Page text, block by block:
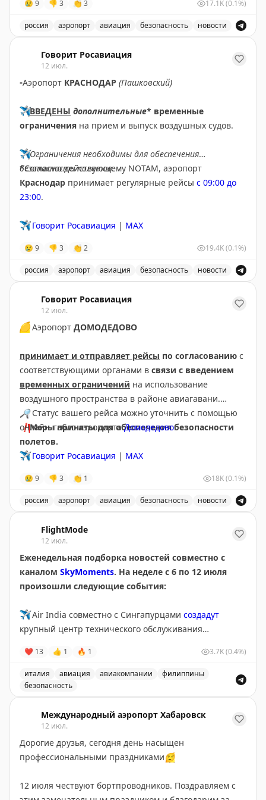
✈️ Говорит Росавиация|МАХ
😢 9 👎 3 👏 3 17.1K(0.1%)
россия аэропорт авиация безопасность новости
Говорит Росавиация
12 июл.
▫️Аэропорт КРАСНОДАР (Пашковский)
✈️ВВЕДЕНЫ дополнительные* временные
ограничения на прием и выпуск воздушных судов.
✈️Ограничения необходимы для обеспечения
безопасности полетов.
*Согласно действующему NOTAM, аэропорт
Краснодар принимает регулярные рейсы с 09:00 до
23:00.
✈️ Говорит Росавиация | MAX
😢 9 👎 3 👏 2 19.4K(0.1%)
россия аэропорт авиация безопасность новости
Говорит Росавиация
12 июл.
🟡Аэропорт ДОМОДЕДОВО
принимает и отправляет рейсы по согласованию с
соответствующими органами в связи с введением
временных ограничений на использование
воздушного пространства в районе авиагавани.
❗️Меры приняты для обеспечения безопасности
полетов.
🔎Статус вашего рейса можно уточнить с помощью
онлайн-табло аэропортаДомодедово.
✈️ Говорит Росавиация | МАХ
😢 9 👎 3 👏 1 18K(0.1%)
россия аэропорт авиация безопасность новости
FlightMode
12 июл.
Еженедельная подборка новостей совместно с
каналом SkyMoments. На неделе с 6 по 12 июля
произошли следующие события:
✈️Air India совместно с Сингапурцами создадут
крупный центр технического обслуживания
✈️В Италии крупнаязабастовка
сотрудников
аэропортов
Boeing впервыеначнетсобирать 737 MAX на
производстве в Эверетте
✈️В Бишкеке у самолета MD-83 при взлете
❤ 13 👍 1 🔥 1 3.7K(0.4%)
италия авиация авиакомпании
филиппины
безопасность
Международный аэропорт Хабаровск
12 июл.
Дорогие друзья, сегодня день насыщен
профессиональными праздниками😌
12 июля чествуют бортпроводников. Поздравляем с